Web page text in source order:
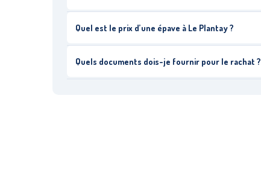
Quel est le prix d’une épave à Le Plantay ?
Quels documents dois-je fournir pour le rachat ?